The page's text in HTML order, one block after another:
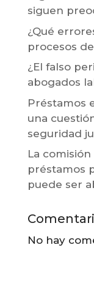
siguen
¿Qué
procesos
¿El falso
abogados
Préstamos
una
seguridad
La
préstamos
puede ser
No hay